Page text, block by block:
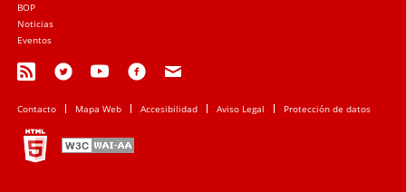
BOP
Noticias
Eventos
Contacto Mapa Web Accesibilidad Aviso Legal Protección de datos